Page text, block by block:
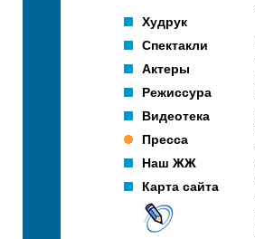
Худрук
Спектакли
Актеры
Режиссура
Видеотека
Пресса
Наш ЖЖ
Карта сайта